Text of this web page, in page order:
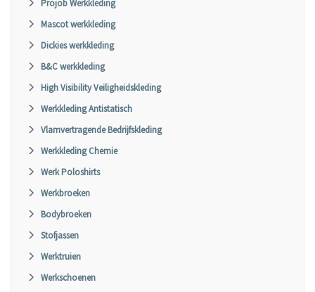
Projob Werkkleding
Mascot werkkleding
Dickies werkkleding
B&C werkkleding
High Visibility Veiligheidskleding
Werkkleding Antistatisch
Vlamvertragende Bedrijfskleding
Werkkleding Chemie
Werk Poloshirts
Werkbroeken
Bodybroeken
Stofjassen
Werktruien
Werkschoenen